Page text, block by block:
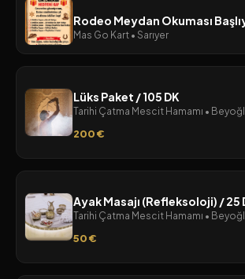
Rodeo Meydan Okuması
Mas Go Kart • Sarıyer
Lüks Paket / 105 DK
Tarihi Çatma Mescit Hamamı •
200 €
Ayak Masajı (Refleksoloji) / 25
Tarihi Çatma Mescit Hamamı •
50 €